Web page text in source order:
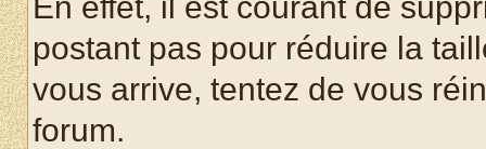
postant pas pour réduire la
vous arrive, tentez de vous
forum.